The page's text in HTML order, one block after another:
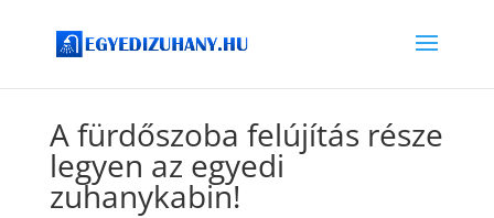
A fürdőszoba felújítás része
legyen az egyedi
zuhanykabin!